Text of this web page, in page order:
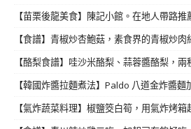
【苗栗後龍美食】陳記小館。在地人帶路
【食譜】青椒炒杏鮑菇，素食界的青椒炒肉
【酪梨食譜】哇沙米酪梨、蒜蓉醬酪梨，兩
【韓國炸醬拉麵煮法】Paldo 八道金炸醬麵
【氣炸蔬菜料理】椒鹽筊白筍，用氣炸烤箱